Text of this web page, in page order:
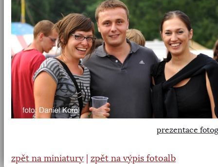
prezentace
zpět na miniatury zpět na výpis fotoalb